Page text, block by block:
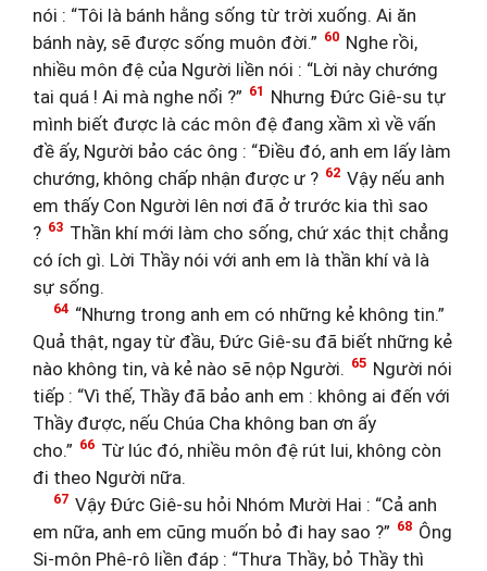
nói : “Tôi là bánh hằng sống từ trời xuống. Ai ăn
bánh này, sẽ được sống muôn đời.” 60 Nghe rồi,
nhiều môn đệ của Người liền nói : “Lời này chướng
tai quá ! Ai mà nghe nổi ?” 61 Nhưng Đức Giê-su tự
mình biết được là các môn đệ đang xầm xì về vấn
đề ấy, Người bảo các ông : “Điều đó, anh em lấy làm
chướng, không chấp nhận được ư ? 62 Vậy nếu anh
em thấy Con Người lên nơi đã ở trước kia thì sao
? 63 Thần khí mới làm cho sống, chứ xác thịt chẳng
có ích gì. Lời Thầy nói với anh em là thần khí và là
sự sống.
64 “Nhưng trong anh em có những kẻ không tin.”
Quả thật, ngay từ đầu, Đức Giê-su đã biết những kẻ
nào không tin, và kẻ nào sẽ nộp Người. 65 Người nói
tiếp : “Vì thế, Thầy đã bảo anh em : không ai đến với
Thầy được, nếu Chúa Cha không ban ơn ấy
cho.” 66 Từ lúc đó, nhiều môn đệ rút lui, không còn
đi theo Người nữa.
67 Vậy Đức Giê-su hỏi Nhóm Mười Hai : “Cả anh
em nữa, anh em cũng muốn bỏ đi hay sao ?” 68 Ông
Si-môn Phê-rô liền đáp : “Thưa Thầy, bỏ Thầy thì